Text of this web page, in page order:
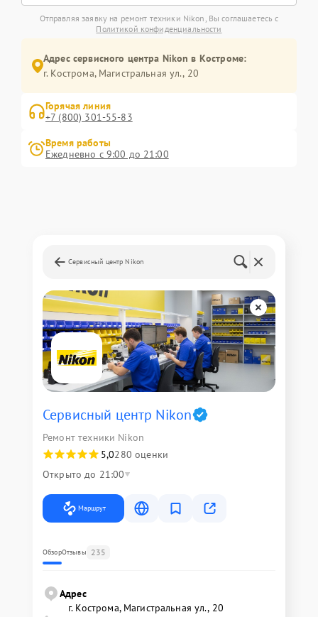
Отправляя заявку на ремонт техники Nikon, Вы соглашаетесь с
Политикой конфиденциальности
Адрес сервисного центра Nikon в Костроме:
г. Кострома, Магистральная ул., 20
Горячая линия
+7 (800) 301-55-83
Время работы
Ежедневно с 9:00 до 21:00
Сервисный центр Nikon
Сервисный центр Nikon
Ремонт техники Nikon
5,0280 оценки
Открыто до 21:00
Маршрут
ОбзорОтзывы 235
Адрес
г. Кострома, Магистральная ул., 20